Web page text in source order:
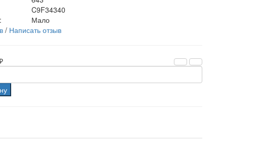
C9F34340
Мало
/ Написать отзыв